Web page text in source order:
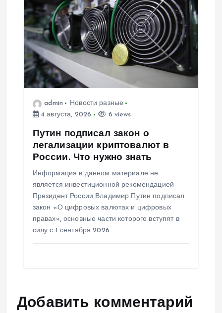
admin
Новости разные
4 августа, 2026
6 views
Путин подписал закон о
легализации криптовалют в
России. Что нужно знать
Информация в данном материале не
является инвестиционной рекомендацией
Президент России Владимир Путин подписал
закон «О цифровых валютах и цифровых
правах», основные части которого вступят в
силу с 1 сентября 2026…
Добавить комментарий